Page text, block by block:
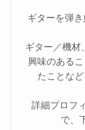
ギターを弾
ギター／機材
興味のある
たことな
詳細プロフ
で、